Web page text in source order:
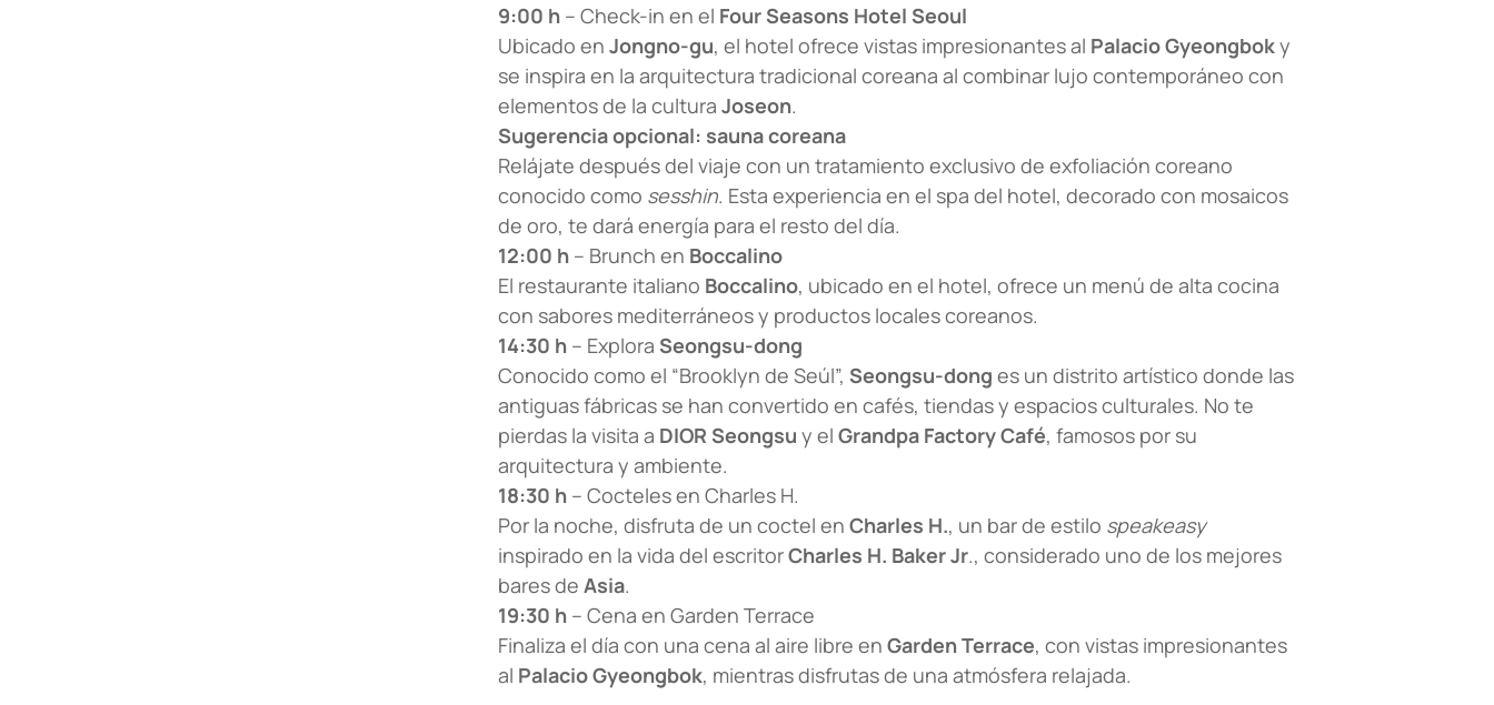
9:00 h – Check-in en el Four Seasons Hotel Seoul
Ubicado en Jongno-gu, el hotel ofrece vistas impresionantes al Palacio Gyeongboky
se inspira en la arquitectura tradicional coreana al combinar lujo contemporáneo con
elementos de la cultura Joseon.
Sugerencia opcional: sauna coreana
Relájate después del viaje con un tratamiento exclusivo de exfoliación coreano
conocido como sesshin. Esta experiencia en el spa del hotel, decorado con mosaicos
de oro, te dará energía para el resto del día.
12:00 h – Brunch en Boccalino
El restaurante italiano Boccalino, ubicado en el hotel, ofrece un menú de alta cocina
con sabores mediterráneos y productos locales coreanos.
14:30 h – Explora Seongsu-dong
Conocido como el “Brooklyn de Seúl”, Seongsu-dong es un distrito artístico donde las
antiguas fábricas se han convertido en cafés, tiendas y espacios culturales. No te
pierdas la visita a DIOR Seongsu y el Grandpa Factory Café, famosos por su
arquitectura y ambiente.
18:30 h – Cocteles en Charles H.
Por la noche, disfruta de un coctel en Charles H., un bar de estilo speakeasy
inspirado en la vida del escritorCharles H. Baker Jr., considerado uno de los mejores
bares de Asia.
19:30 h – Cena en Garden Terrace
Finaliza el día con una cena al aire libre en Garden Terrace, con vistas impresionantes
al Palacio Gyeongbok, mientras disfrutas de una atmósfera relajada.